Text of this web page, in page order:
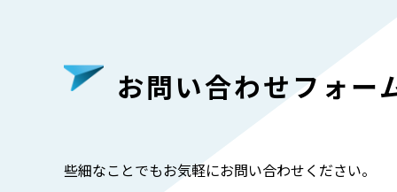
お問い合わせフォー
些細なことでもお気軽にお問い合わせください。